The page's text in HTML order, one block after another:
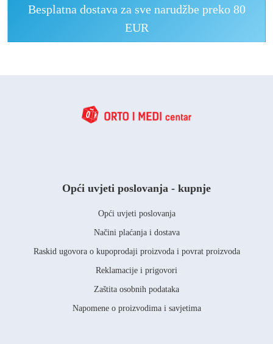
Besplatna dostava za sve narudžbe preko 80
EUR
Opći uvjeti poslovanja - kupnje
Opći uvjeti poslovanja
Načini plaćanja i dostava
Raskid ugovora o kupoprodaji proizvoda i povrat proizvoda
Reklamacije i prigovori
Zaštita osobnih podataka
Napomene o proizvodima i savjetima